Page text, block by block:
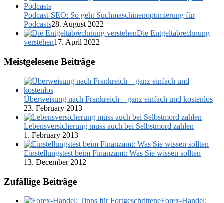
Podcast-SEO: So geht Suchmaschinenoptimierung für
Podcasts28. August 2022
Die Entgeltabrechnung
verstehen17. April 2022
Meistgelesene Beiträge
Überweisung nach Frankreich – ganz einfach und kostenlos
23. February 2013
Lebensversicherung muss auch bei Selbstmord zahlen
1. February 2013
Einstellungstest beim Finanzamt: Was Sie wissen sollten
13. December 2012
Zufällige Beiträge
Forex-Handel: